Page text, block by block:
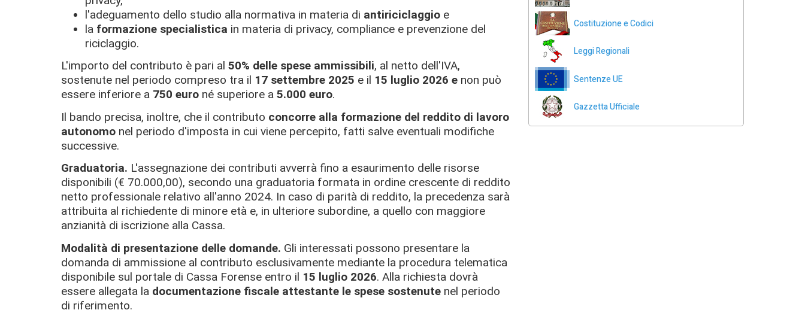
l'adeguamento dello studio alla normativa in materia di antiriciclaggio e
la formazione specialistica in materia di privacy, compliance e prevenzione del
riciclaggio.
L'importo del contributo è pari al 50% delle spese ammissibili, al netto dell'IVA,
sostenute nel periodo compreso tra il 17 settembre 2025 e il 15 luglio 2026 e non può
essere inferiore a 750 euro né superiore a 5.000 euro.
Il bando precisa, inoltre, che il contributo concorre alla formazione del reddito di lavoro
autonomo nel periodo d'imposta in cui viene percepito, fatti salve eventuali modifiche
successive.
Graduatoria. L'assegnazione dei contributi avverrà fino a esaurimento delle risorse
disponibili (€ 70.000,00), secondo una graduatoria formata in ordine crescente di reddito
netto professionale relativo all'anno 2024. In caso di parità di reddito, la precedenza sarà
attribuita al richiedente di minore età e, in ulteriore subordine, a quello con maggiore
anzianità di iscrizione alla Cassa.
Modalità di presentazione delle domande. Gli interessati possono presentare la
domanda di ammissione al contributo esclusivamente mediante la procedura telematica
disponibile sul portale di Cassa Forense entro il 15 luglio 2026. Alla richiesta dovrà
essere allegata la documentazione fiscale attestante le spese sostenute nel periodo
di riferimento.
Costituzione e Codici
Leggi Regionali
Sentenze UE
Gazzetta Ufficiale